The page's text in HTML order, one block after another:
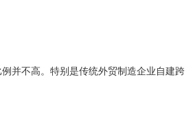
并不高。特别是传统外贸制造企业自建跨